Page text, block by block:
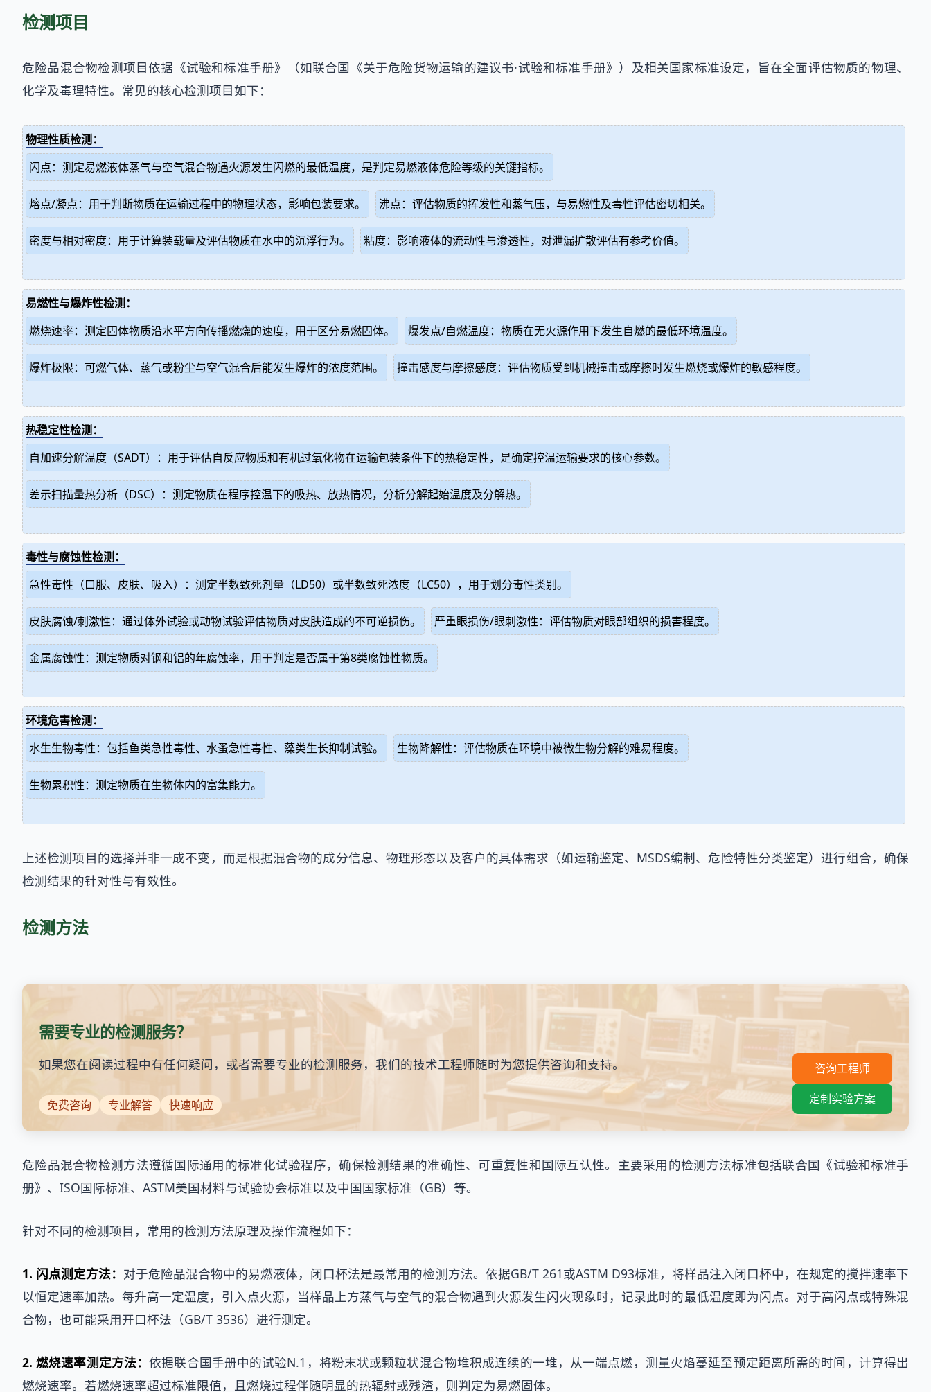
检测项目
危险品混合物检测项目依据《试验和标准手册》（如联合国《关于危险货物运输的建议书·试验和标准手册》）及相关国家标准设定，旨在全面评估物质的物理、
化学及毒理特性。常见的核心检测项目如下：
物理性质检测：
闪点：测定易燃液体蒸气与空气混合物遇火源发生闪燃的最低温度，是判定易燃液体危险等级的关键指标。
熔点/凝点：用于判断物质在运输过程中的物理状态，影响包装要求。 沸点：评估物质的挥发性和蒸气压，与易燃性及毒性评估密切相关。
密度与相对密度：用于计算装载量及评估物质在水中的沉浮行为。 粘度：影响液体的流动性与渗透性，对泄漏扩散评估有参考价值。
易燃性与爆炸性检测：
燃烧速率：测定固体物质沿水平方向传播燃烧的速度，用于区分易燃固体。
爆发点/自燃温度：物质在无火源作用下发生自燃的最低环境温度。
爆炸极限：可燃气体、蒸气或粉尘与空气混合后能发生爆炸的浓度范围。 撞击感度与摩擦感度：评估物质受到机械撞击或摩擦时发生燃烧或爆炸的敏感程度。
热稳定性检测：
自加速分解温度（SADT）：用于评估自反应物质和有机过氧化物在运输包装条件下的热稳定性，是确定控温运输要求的核心参数。
差示扫描量热分析（DSC）：测定物质在程序控温下的吸热、放热情况，分析分解起始温度及分解热。
毒性与腐蚀性检测：
急性毒性（口服、皮肤、吸入）：测定半数致死剂量（LD50）或半数致死浓度（LC50），用于划分毒性类别。
皮肤腐蚀/刺激性：通过体外试验或动物试验评估物质对皮肤造成的不可逆损伤。 严重眼损伤/眼刺激性：评估物质对眼部组织的损害程度。
金属腐蚀性：测定物质对钢和铝的年腐蚀率，用于判定是否属于第8类腐蚀性物质。
环境危害检测：
水生生物毒性：包括鱼类急性毒性、水蚤急性毒性、藻类生长抑制试验。
生物降解性：评估物质在环境中被微生物分解的难易程度。
生物累积性：测定物质在生物体内的富集能力。
上述检测项目的选择并非一成不变，而是根据混合物的成分信息、物理形态以及客户的具体需求（如运输鉴定、MSDS编制、危险特性分类鉴定）进行组合，确保
检测结果的针对性与有效性。
检测方法
需要专业的检测服务？
如果您在阅读过程中有任何疑问，或者需要专业的检测服务，我们的技术工程师随时为您提供咨询和支持。
免费咨询 专业解答 快速响应
咨询工程师
定制实验方案
危险品混合物检测方法遵循国际通用的标准化试验程序，确保检测结果的准确性、可重复性和国际互认性。主要采用的检测方法标准包括联合国《试验和标准手
册》、ISO国际标准、ASTM美国材料与试验协会标准以及中国国家标准（GB）等。
针对不同的检测项目，常用的检测方法原理及操作流程如下：
1. 闪点测定方法： 对于危险品混合物中的易燃液体，闭口杯法是最常用的检测方法。依据GB/T 261或ASTM D93标准，将样品注入闭口杯中，在规定的搅拌速率下
以恒定速率加热。每升高一定温度，引入点火源，当样品上方蒸气与空气的混合物遇到火源发生闪火现象时，记录此时的最低温度即为闪点。对于高闪点或特殊混
合物，也可能采用开口杯法（GB/T 3536）进行测定。
2. 燃烧速率测定方法：依据联合国手册中的试验N.1，将粉末状或颗粒状混合物堆积成连续的一堆，从一端点燃，测量火焰蔓延至预定距离所需的时间，计算得出
燃烧速率。若燃烧速率超过标准限值，且燃烧过程伴随明显的热辐射或残渣，则判定为易燃固体。